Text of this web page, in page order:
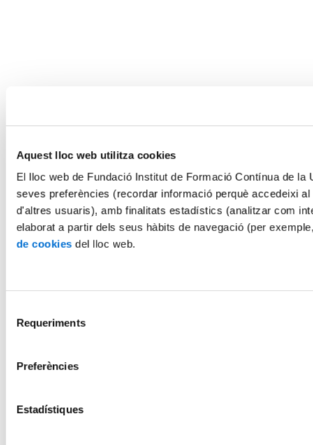
Aquest lloc web utilitza cookies
El lloc web de Fundació Institut de Formació Contínua de
seves preferències (recordar informació perquè accedeixi
d'altres usuaris), amb finalitats estadístics (analitzar com
elaborat a partir dels seus hàbits de navegació (per
de cookies del lloc web.
Requeriments
Preferències
Estadístiques